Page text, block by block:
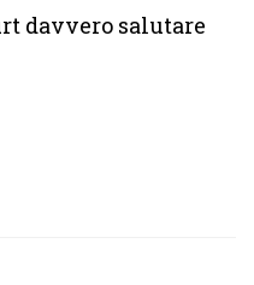
davvero salutare